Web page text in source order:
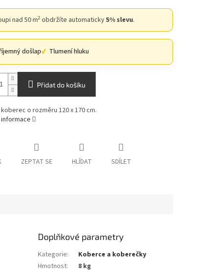
nad 50 m2obdržíte automaticky5% slevu.
došlap Tlumení hluku
Přidat do košíku
o rozměru 120 x 170 cm.
ZEPTAT SE HLÍDAT SDÍLET
Doplňkové parametry
Kategorie:
Koberce a koberečky
Hmotnost:
8 kg